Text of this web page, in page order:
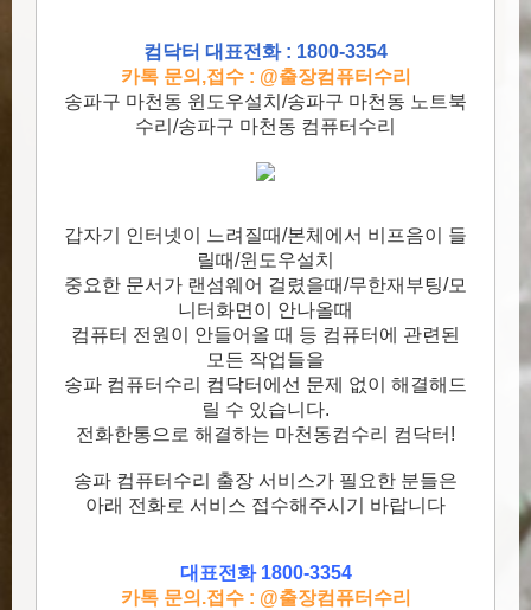
컴닥터 대표전화 : 1800-3354
카톡 문의,접수 : @출장컴퓨터수리
송파구 마천동 윈도우설치/송파구 마천동 노트북
수리/송파구 마천동 컴퓨터수리
갑자기 인터넷이 느려질때/본체에서 비프음이 들
릴때/윈도우설치
중요한 문서가 랜섬웨어 걸렸을때/무한재부팅/모
니터화면이 안나올때
컴퓨터 전원이 안들어올 때 등 컴퓨터에 관련된
모든 작업들을
송파 컴퓨터수리 컴닥터에선 문제 없이 해결해드
릴 수 있습니다.
전화한통으로 해결하는 마천동컴수리 컴닥터!
송파 컴퓨터수리 출장 서비스가 필요한 분들은
아래 전화로 서비스 접수해주시기 바랍니다
대표전화 1800-3354
카톡 문의.접수 : @출장컴퓨터수리